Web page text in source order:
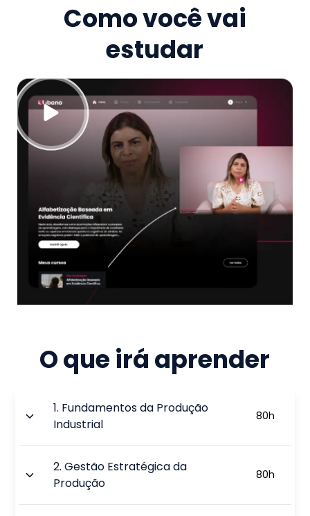
Como você vai
estudar
O que irá aprender
1. Fundamentos da Produção
Industrial
80h
2.Gestão Estratégica da
Produção
80h